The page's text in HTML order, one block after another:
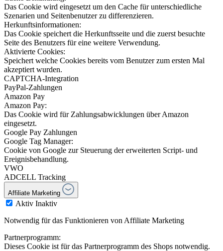
Das Cookie wird eingesetzt um den Cache für unterschiedliche
Szenarien und Seitenbenutzer zu differenzieren.
Herkunftsinformationen:
Das Cookie speichert die Herkunftsseite und die zuerst besuchte
Seite des Benutzers für eine weitere Verwendung.
Aktivierte Cookies:
Speichert welche Cookies bereits vom Benutzer zum ersten Mal
akzeptiert wurden.
CAPTCHA-Integration
PayPal-Zahlungen
Amazon Pay
Amazon Pay:
Das Cookie wird für Zahlungsabwicklungen über Amazon
eingesetzt.
Google Pay Zahlungen
Google Tag Manager:
Cookie von Google zur Steuerung der erweiterten Script- und
Ereignisbehandlung.
VWO
ADCELL Tracking
Affiliate Marketing
Aktiv Inaktiv
Notwendig für das Funktionieren von Affiliate Marketing
Partnerprogramm:
Dieses Cookie ist für das Partnerprogramm des Shops notwendig.